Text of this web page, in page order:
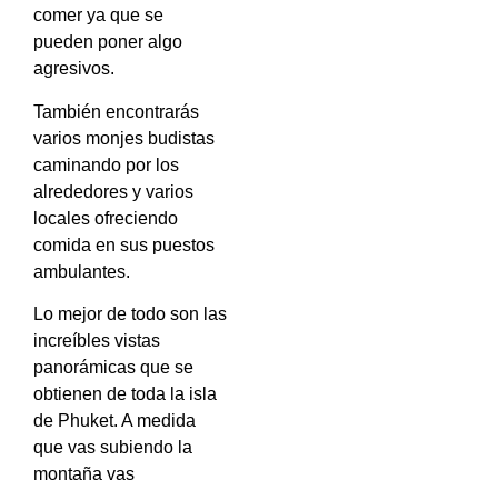
comer ya que se
pueden poner algo
agresivos.
También encontrarás
varios monjes budistas
caminando por los
alrededores y varios
locales ofreciendo
comida en sus puestos
ambulantes.
Lo mejor de todo son las
increíbles vistas
panorámicas que se
obtienen de toda la isla
de Phuket. A medida
que vas subiendo la
montaña vas